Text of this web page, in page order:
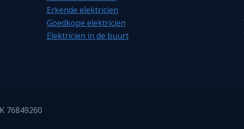
Erkende elektricien
Goedkope elektricien
Elektricien in de buurt
76849260